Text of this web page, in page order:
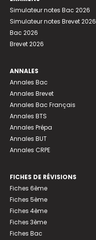
Simulateur notes Bac 2026
Simulateur notes Brevet 2026
Bac 2026
Brevet 2026
ANNALES
Annales Bac
Annales Brevet
Annales Bac Français
Annales BTS
Annales Prépa
Annales BUT
Annales CRPE
FICHES DE RÉVISIONS
Fiches 6ème
Fiches 5ème
Fiches 4ème
Fiches 3ème
Fiches Bac